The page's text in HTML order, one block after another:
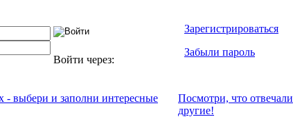
Войти через:
Зарегистрироваться
Забыли пароль
- выбери и заполни интересные
Посмотри, что отвeчали
другие!